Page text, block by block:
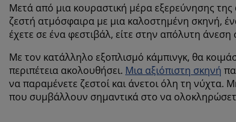
Μετά από μια κουραστική μέρα εξερεύνησης
ζεστή ατμόσφαιρα με μια καλοστημένη σκηνή,
έχετε σε ένα φεστιβάλ, είτε στην απόλυτη
Με τον κατάλληλο εξοπλισμό κάμπινγκ, θα
περιπέτεια ακολουθήσει. Μια αξιόπιστη σκηνή
να παραμένετε ζεστοί και άνετοι όλη τη νύχτα.
που συμβάλλουν σημαντικά στο να